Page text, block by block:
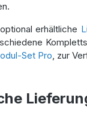
erhältliche
Set Pro, zur